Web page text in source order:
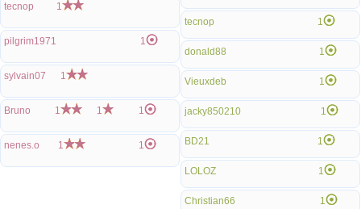
tecnop 1
pilgrim1971 1
sylvain07 1
Bruno 1 1 1
nenes.o 1 1
tecnop 1
donald88 1
Vieuxdeb 1
jacky850210 1
BD21 1
LOLOZ 1
Christian66 1